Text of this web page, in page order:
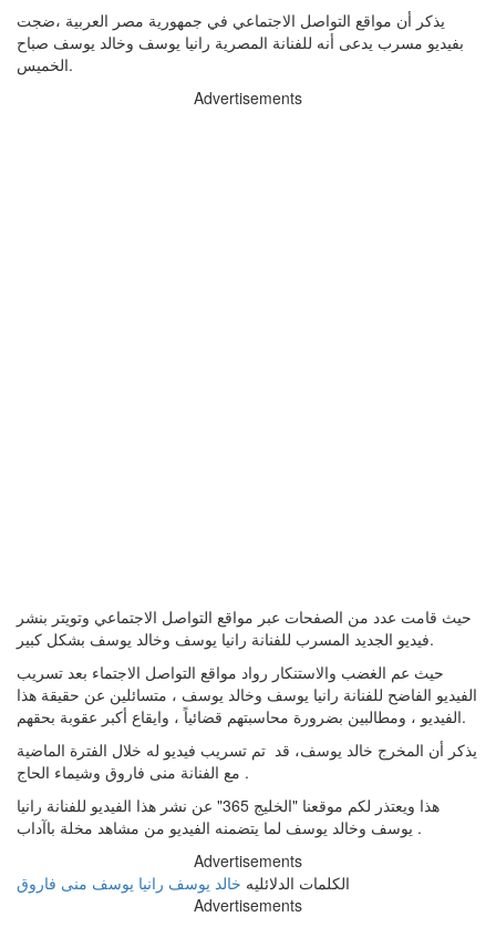
يذكر أن مواقع التواصل الاجتماعي في جمهورية مصر العربية ،ضجت
بفيديو مسرب يدعى أنه للفنانة المصرية رانيا يوسف وخالد يوسف صباح
الخميس.
Advertisements
حيث قامت عدد من الصفحات عبر مواقع التواصل الاجتماعي وتويتر بنشر
فيديو الجديد المسرب للفنانة رانيا يوسف وخالد يوسف بشكل كبير.
حيث عم الغضب والاستنكار رواد مواقع التواصل الاجتماء بعد تسريب
الفيديو الفاضح للفنانة رانيا يوسف وخالد يوسف ، متسائلين عن حقيقة هذا
الفيديو ، ومطالبين بضرورة محاسبتهم قضائياً ، وايقاع أكبر عقوبة بحقهم.
يذكر أن المخرج خالد يوسف، قد تم تسريب فيديو له خلال الفترة الماضية
مع الفنانة منى فاروق وشيماء الحاج .
هذا ويعتذر لكم موقعنا "الخليج 365" عن نشر هذا الفيديو للفنانة رانيا
يوسف وخالد يوسف لما يتضمنه الفيديو من مشاهد مخلة باآداب .
Advertisements
الكلمات الدلائليه خالد يوسف رانيا يوسف منى فاروق
Advertisements